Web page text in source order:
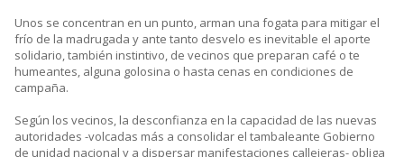
Unos se concentran en un punto, arman una fogata para mitigar el
frío de la madrugada y ante tanto desvelo es inevitable el aporte
solidario, también instintivo, de vecinos que preparan café o te
humeantes, alguna golosina o hasta cenas en condiciones de
campaña.
Según los vecinos, la desconfianza en la capacidad de las nuevas
autoridades -volcadas más a consolidar el tambaleante Gobierno
de unidad nacional y a dispersar manifestaciones callejeras- obliga